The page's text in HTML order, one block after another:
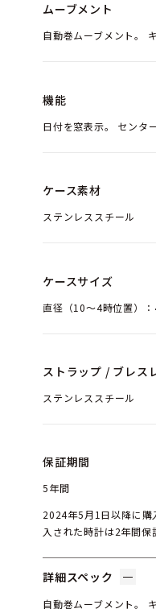
ムーブメント
自動巻ムーブメント。
機能
日付を窓表示。 センタ
ケース素材
ステンレススチール
ケースサイズ
直径（10～4時位置）
ストラップ / ブレス
ステンレススチール
保証期間
5年間
2024年5月1日以降に購
入された時計は2年間保
詳細スペック
自動巻ムーブメント。